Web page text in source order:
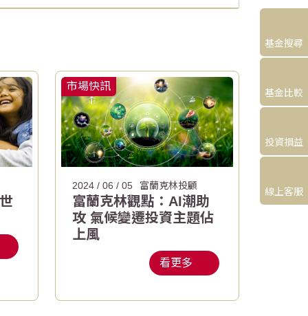
市場快訊
2024 / 06 / 05 富蘭克林投顧
富蘭克林觀點：AI潮助
攻 氣候變遷投資主題佔
上風
看更多
基金搜尋
基金比較
投資損益
線上客服